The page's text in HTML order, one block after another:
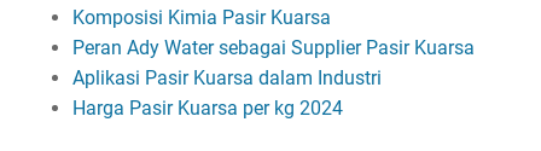
Komposisi Kimia Pasir Kuarsa
Peran Ady Water sebagai Supplier Pasir Kuarsa
Aplikasi Pasir Kuarsa dalam Industri
Harga Pasir Kuarsa per kg 2024